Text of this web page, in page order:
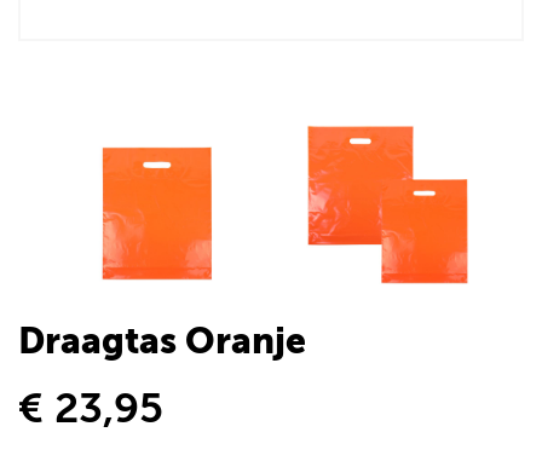
Draagtas Oranje
€ 23,95